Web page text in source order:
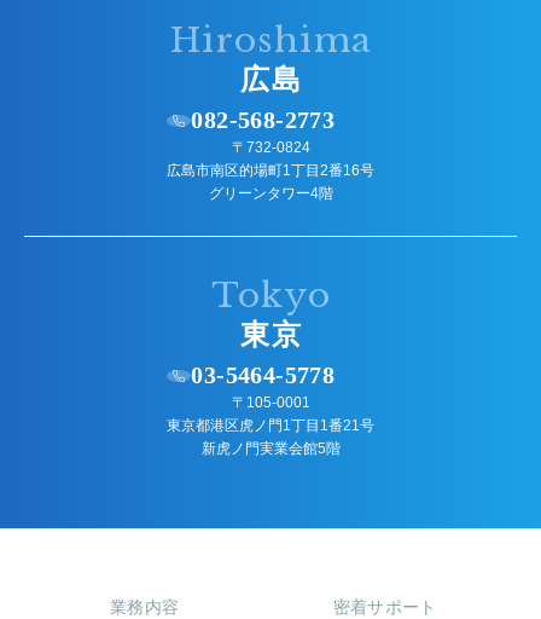
Hiroshima
広島
082-568-2773
〒732-0824
広島市南区的場町1丁目2番16号
グリーンタワー4階
Tokyo
東京
03-5464-5778
〒105-0001
東京都港区虎ノ門1丁目1番21号
新虎ノ門実業会館5階
業務内容 密着サポート